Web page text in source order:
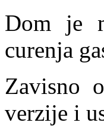
Dom je
curenja
Zavisno
verzije i